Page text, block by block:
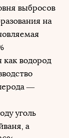
выбросов
на
как водород
—
уголь
а